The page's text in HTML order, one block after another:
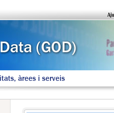
àrees i serveis